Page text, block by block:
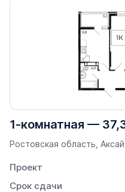
1-комнатная —
Ростовская область,
Проект
Срок сдачи